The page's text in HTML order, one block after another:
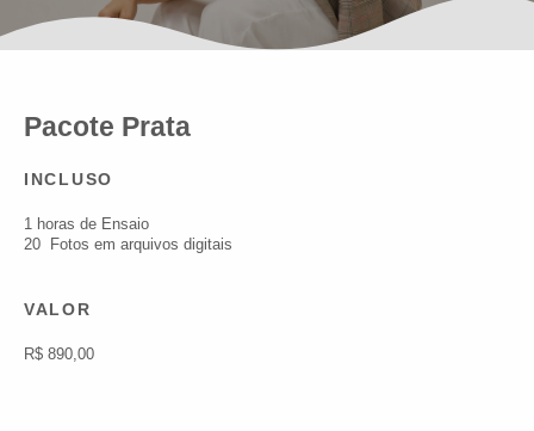
Pacote Prata
INCLUSO
1 horas de Ensaio
20 Fotos em arquivos digitais
VALOR
R$ 890,00